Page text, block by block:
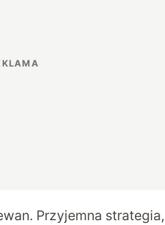
Przyjemna